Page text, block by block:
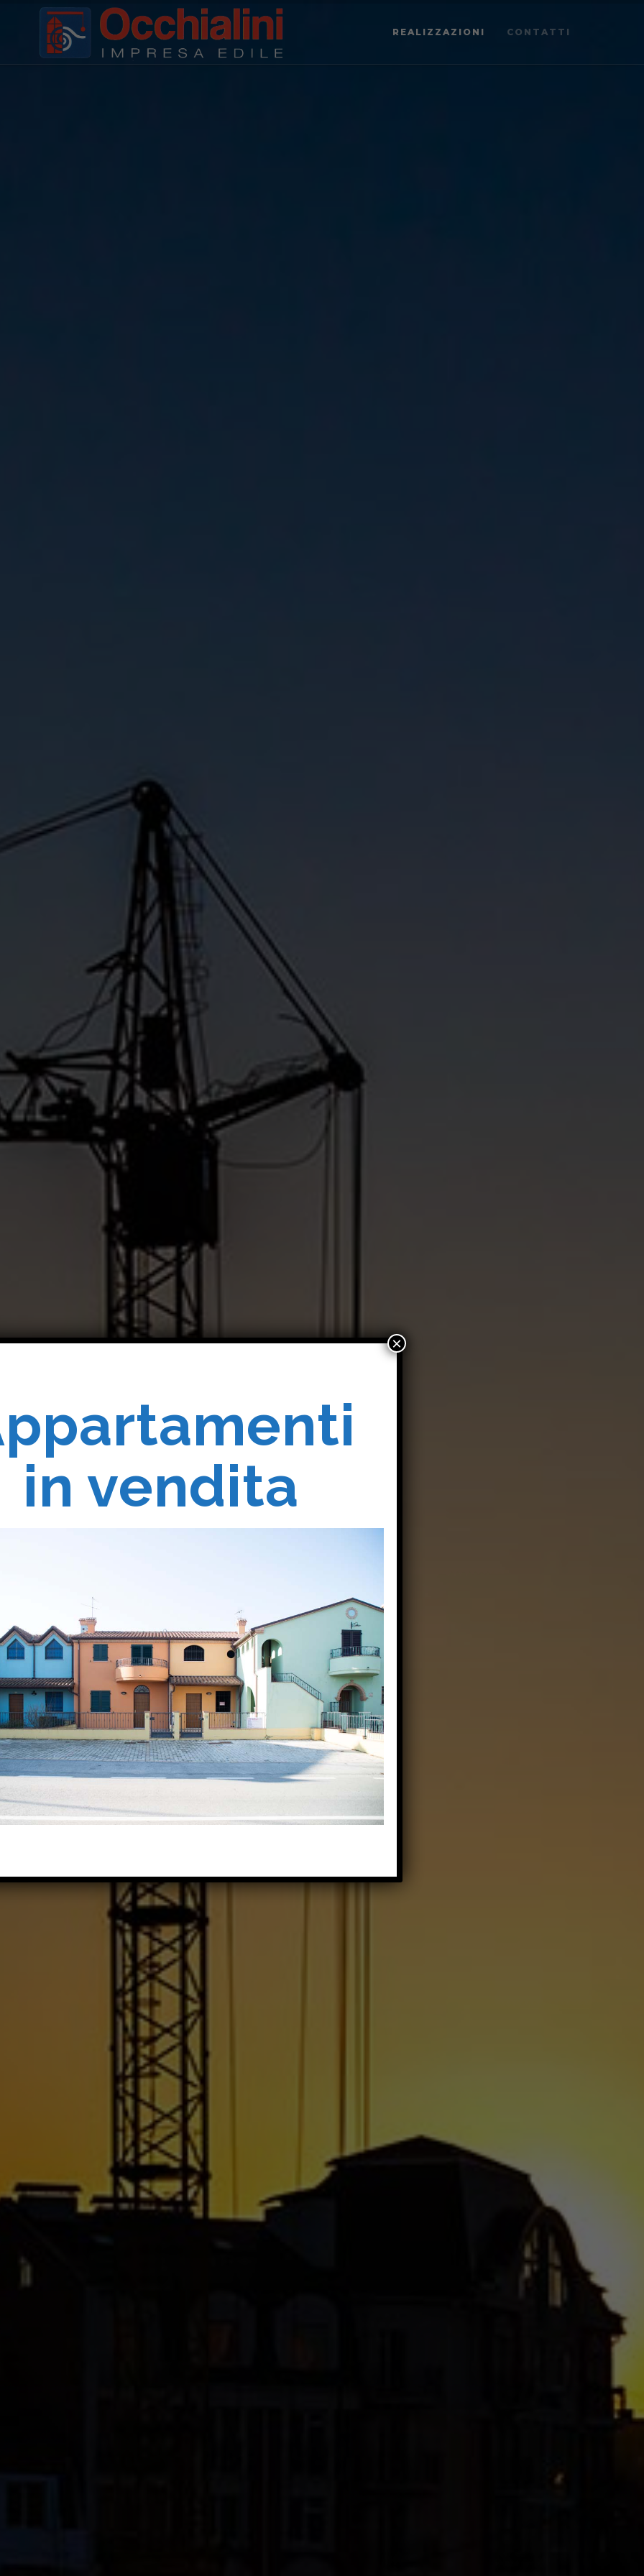
REALIZZAZIONI CONTATTI
in vendita
×